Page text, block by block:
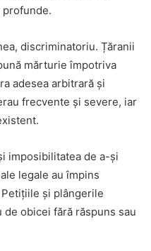
discriminatoriu. Țăranii
mărturie împotriva
adesea arbitrară și
frecvente și severe, iar
imposibilitatea de a-și
legale au împins
și plângerile
obicei fără răspuns sau